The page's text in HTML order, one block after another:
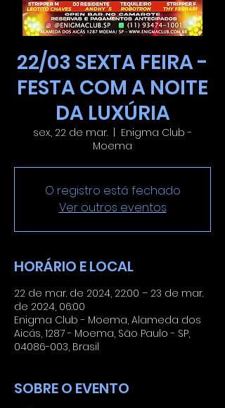
22/03 SEXTA FEIRA -
FESTA COM A NOITE
DA LUXÚRIA
sex., 22 de mar.
Enigma Club -
Moema
O registro está fechado
Ver outros eventos
HORÁRIO E LOCAL
22 de mar. de 2024, 22:00 – 23 de mar.
de 2024, 06:00
Enigma Club - Moema, Alameda dos
Aicás, 1287 - Moema, São Paulo - SP,
04086-003, Brasil
SOBRE O EVENTO